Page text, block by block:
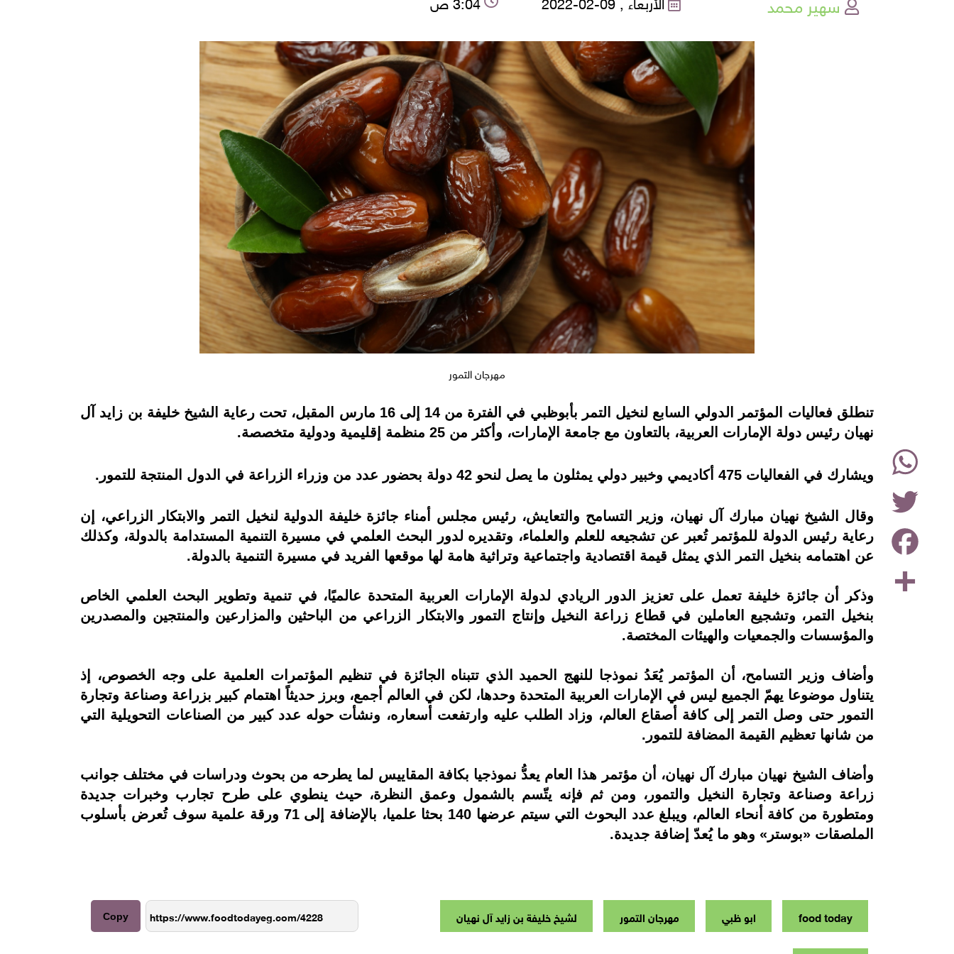
مهرجان التمور
Share
Facebook
Twitter
WhatsApp
instagram
تنطلق فعاليات المؤتمر الدولي السابع لنخيل التمر بأبوظبي في الفترة من 14 إلى 16 مارس المقبل، تحت رعاية الشيخ خليفة بن زايد آل
نهيان رئيس دولة الإمارات العربية، بالتعاون مع جامعة الإمارات، وأكثر من 25 منظمة إقليمية ودولية متخصصة.
ويشارك في الفعاليات 475 أكاديمي وخبير دولي يمثلون ما يصل لنحو 42 دولة بحضور عدد من وزراء الزراعة في الدول المنتجة للتمور.
وقال الشيخ نهيان مبارك آل نهيان، وزير التسامح والتعايش، رئيس مجلس أمناء جائزة خليفة الدولية لنخيل التمر والابتكار الزراعي، إن
رعاية رئيس الدولة للمؤتمر تُعبر عن تشجيعه للعلم والعلماء، وتقديره لدور البحث العلمي في مسيرة التنمية المستدامة بالدولة، وكذلك
عن اهتمامه بنخيل التمر الذي يمثل قيمة اقتصادية واجتماعية وتراثية هامة لها موقعها الفريد في مسيرة التنمية بالدولة.
وذكر أن جائزة خليفة تعمل على تعزيز الدور الريادي لدولة الإمارات العربية المتحدة عالميًا، في تنمية وتطوير البحث العلمي الخاص
بنخيل التمر، وتشجيع العاملين في قطاع زراعة النخيل وإنتاج التمور والابتكار الزراعي من الباحثين والمزارعين والمنتجين والمصدرين
والمؤسسات والجمعيات والهيئات المختصة.
وأضاف وزير التسامح، أن المؤتمر يُعَدُ نموذجا للنهج الحميد الذي تتبناه الجائزة في تنظيم المؤتمرات العلمية على وجه الخصوص، إذ
يتناول موضوعا يهمّ الجميع ليس في الإمارات العربية المتحدة وحدها، لكن في العالم أجمع، وبرز حديثاً اهتمام كبير بزراعة وصناعة وتجارة
التمور حتى وصل التمر إلى كافة أصقاع العالم، وزاد الطلب عليه وارتفعت أسعاره، ونشأت حوله عدد كبير من الصناعات التحويلية التي
من شانها تعظيم القيمة المضافة للتمور.
وأضاف الشيخ نهيان مبارك آل نهيان، أن مؤتمر هذا العام يعدُّ نموذجيا بكافة المقاييس لما يطرحه من بحوث ودراسات في مختلف جوانب
زراعة وصناعة وتجارة النخيل والتمور، ومن ثم فإنه يتّسم بالشمول وعمق النظرة، حيث ينطوي على طرح تجارب وخبرات جديدة
ومتطورة من كافة أنحاء العالم، ويبلغ عدد البحوث التي سيتم عرضها 140 بحثا علميا، بالإضافة إلى 71 ورقة علمية سوف تُعرض بأسلوب
الملصقات «بوستر» وهو ما يُعدّ إضافة جديدة.
food today ابو ظبي مهرجان التمور لشيخ خليفة بن زايد آل نهيان Copy